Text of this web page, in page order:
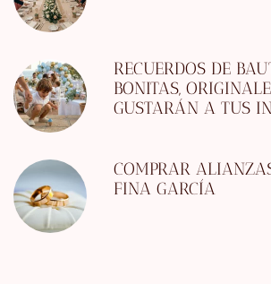
RECUERDOS DE
BONITAS,
GUSTARÁN A TUS
COMPRAR
FINA GARCÍA